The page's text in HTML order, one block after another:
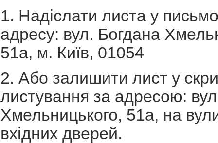
1. Надіслати листа у
адресу: вул. Богдана
51а, м. Київ, 01054
2. Або залишити лист у
листування за адресою:
Хмельницького, 51а, на
вхідних дверей.